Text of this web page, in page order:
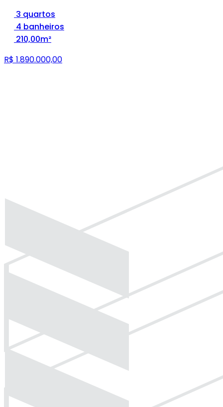
3 quartos
4 banheiros
210,00m²
R$ 1.890.000,00